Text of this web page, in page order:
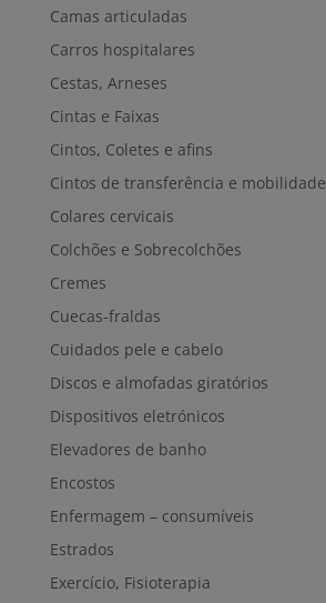
Camas articuladas
Carros hospitalares
Cestas, Arneses
Cintas e Faixas
Cintos, Coletes e afins
Cintos de transferência e mobilidade
Colares cervicais
Colchões e Sobrecolchões
Cremes
Cuecas-fraldas
Cuidados pele e cabelo
Discos e almofadas giratórios
Dispositivos eletrónicos
Elevadores de banho
Encostos
Enfermagem – consumíveis
Estrados
Exercício, Fisioterapia